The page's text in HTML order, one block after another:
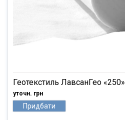
Геотекстиль ЛавсанГео «250»
уточн. грн
Придбати